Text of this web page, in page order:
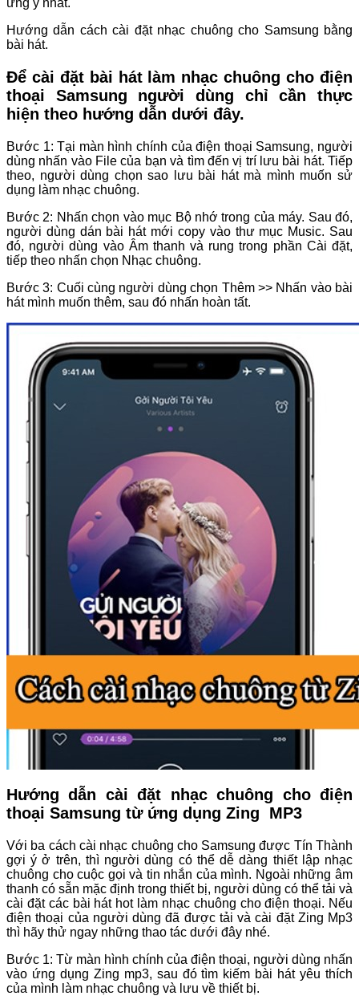
ưng ý nhất.
Hướng dẫn cách cài đặt nhạc chuông cho Samsung bằng
bài hát.
Để cài đặt bài hát làm nhạc chuông cho điện
thoại Samsung người dùng chỉ cần thực
hiện theo hướng dẫn dưới đây.
Bước 1: Tại màn hình chính của điện thoại Samsung, người
dùng nhấn vào File của bạn và tìm đến vị trí lưu bài hát. Tiếp
theo, người dùng chọn sao lưu bài hát mà mình muốn sử
dụng làm nhạc chuông.
Bước 2: Nhấn chọn vào mục Bộ nhớ trong của máy. Sau đó,
người dùng dán bài hát mới copy vào thư mục Music. Sau
đó, người dùng vào Âm thanh và rung trong phần Cài đặt,
tiếp theo nhấn chọn Nhạc chuông.
Bước 3: Cuối cùng người dùng chọn Thêm >> Nhấn vào bài
hát mình muốn thêm, sau đó nhấn hoàn tất.
Hướng dẫn cài đặt nhạc chuông cho điện
thoại Samsung từ ứng dụng Zing MP3
Với ba cách cài nhạc chuông cho Samsung được Tín Thành
gợi ý ở trên, thì người dùng có thể dễ dàng thiết lập nhạc
chuông cho cuộc gọi và tin nhắn của mình. Ngoài những âm
thanh có sẵn mặc định trong thiết bị, người dùng có thể tải và
cài đặt các bài hát hot làm nhạc chuông cho điện thoại. Nếu
điện thoại của người dùng đã được tải và cài đặt Zing Mp3
thì hãy thử ngay những thao tác dưới đây nhé.
Bước 1: Từ màn hình chính của điện thoại, người dùng nhấn
vào ứng dụng Zing mp3, sau đó tìm kiếm bài hát yêu thích
của mình làm nhạc chuông và lưu về thiết bị.